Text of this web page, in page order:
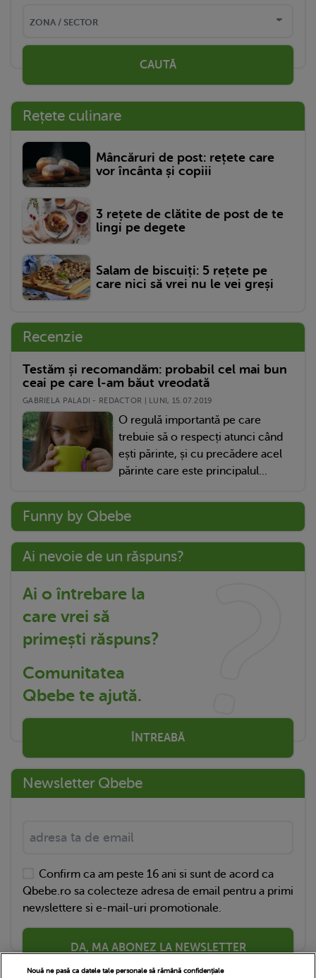
CAUTĂ
Rețete culinare
Mâncăruri de post: rețete care
vor încânta și copiii
3 rețete de clătite de post de te
lingi pe degete
Salam de biscuiți: 5 rețete pe
care nici să vrei nu le vei greși
Recenzie
Testăm și recomandăm: probabil cel mai bun
ceai pe care l-am băut vreodată
GABRIELA PALADI - REDACTOR | LUNI, 15.07.2019
O regulă importantă pe care
trebuie să o respecți atunci când
ești părinte, și cu precădere acel
părinte care este principalul...
Funny by Qbebe
Ai nevoie de un răspuns?
Ai o întrebare la
care vrei să
primești răspuns?
Comunitatea
Qbebe te ajută.
ÎNTREABĂ
Newsletter Qbebe
Confirm ca am peste 16 ani si sunt de acord ca
Qbebe.ro sa colecteze adresa de email pentru a primi
newslettere si e-mail-uri promotionale.
DA, MA ABONEZ LA NEWSLETTER
Nouă ne pasă ca datele tale personale să rămână confidențiale